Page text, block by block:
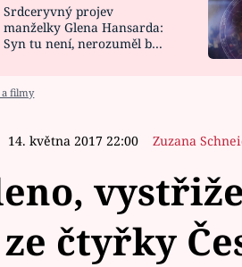
CELEBRITY
VAŘENÍ
Srdceryvný projev
manželky Glena Hansarda:
Syn tu není, nerozuměl by
a filmy
14. května 2017 22:00 Zuzana
čtyřky